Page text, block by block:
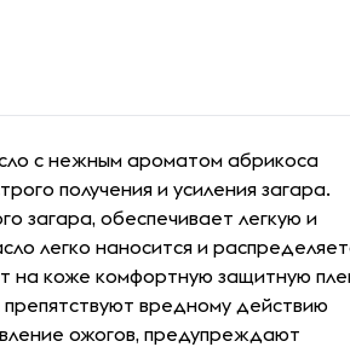
с нежным ароматом абрикоса
получения и усиления загара.
загара, обеспечивает легкую и
легко наносится и
на коже комфортную защитную
вредному действию
ожогов, предупреждают